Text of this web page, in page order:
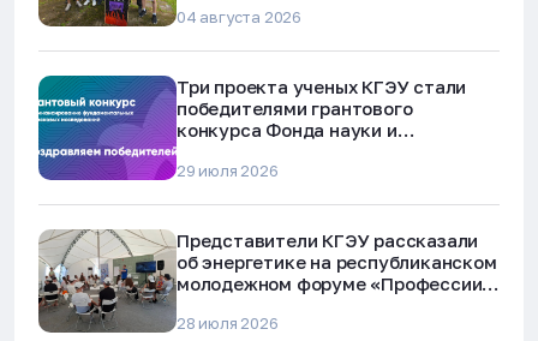
04 августа 2026
Три проекта ученых КГЭУ стали
победителями грантового
конкурса Фонда науки и
29 июля 2026
Представители КГЭУ рассказали
об энергетике на республиканском
молодежном форуме «Профессии
28 июля 2026